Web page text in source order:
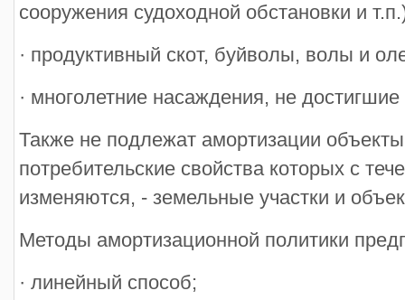
сооружения судоходной обстановки и
· продуктивный скот, буйволы, волы и
· многолетние насаждения, не
Также не подлежат амортизации
потребительские свойства которых с
изменяются, - земельные участки и
Методы амортизационной политики
· линейный способ;